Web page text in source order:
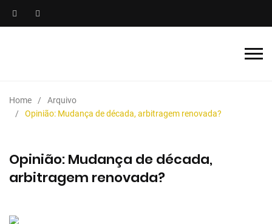
Home
Arquivo
Opinião: Mudança de década, arbitragem renovada?
Opinião: Mudança de década,
arbitragem renovada?